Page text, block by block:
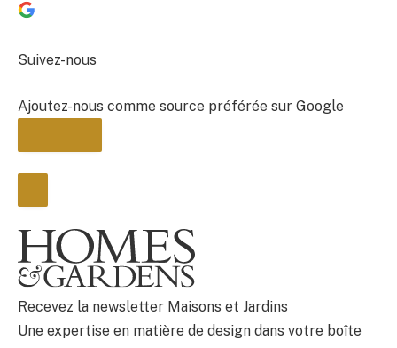
Suivez-nous
Ajoutez-nous comme source préférée sur Google
BULLETIN
Recevez la newsletter Maisons et Jardins
Une expertise en matière de design dans votre boîte